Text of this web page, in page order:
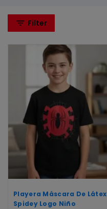
Filter
Playera Máscara De Látex
Spidey Logo Niño